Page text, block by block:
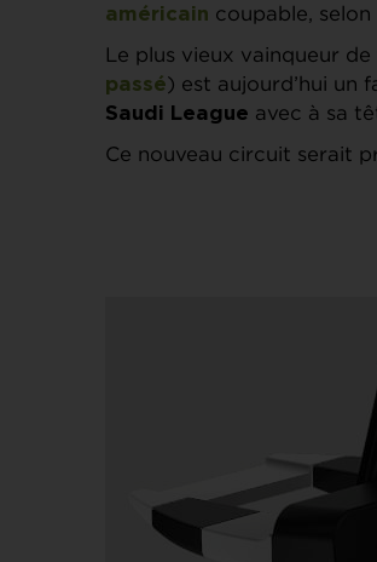
américain coupable, selon
Le plus vieux vainqueur
passé) est aujourd’hui un
Saudi League avec à sa
Ce nouveau circuit serait